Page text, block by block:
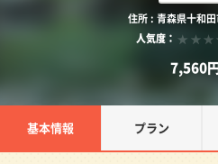
住所 : 青森県十和
人気度：
7,560
基本情報 プラン